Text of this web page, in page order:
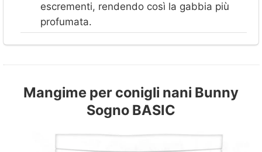
escrementi, rendendo così la gabbia più
profumata.
Mangime per conigli nani Bunny
Sogno BASIC